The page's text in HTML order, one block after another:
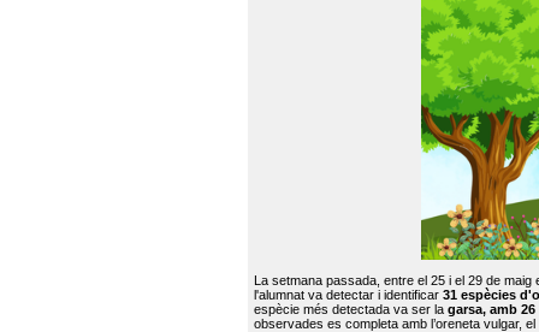
La setmana passada, entre el 25 i el 29 de
l'alumnat va detectar i identificar 31 espècies
espècie més detectada va ser la garsa, amb
observades es completa amb l’oreneta vulgar,